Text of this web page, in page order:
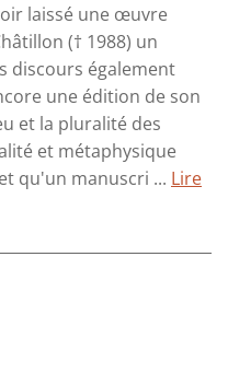
laissé une œuvre
(† 1988) un
discours également
une édition de son
et la pluralité des
et métaphysique
qu'un manuscri ... Lire